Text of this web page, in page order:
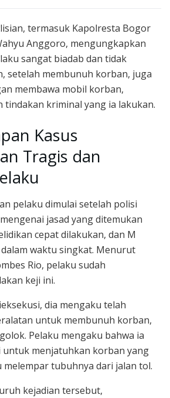
termasuk Kapolresta Bogor
Anggoro, mengungkapkan
sangat biadab dan tidak
setelah membunuh korban, juga
membawa mobil korban,
tindakan kriminal yang ia lakukan.
Kasus
Tragis dan
pelaku dimulai setelah polisi
jasad yang ditemukan
cepat dilakukan, dan M
waktu singkat. Menurut
Rio, pelaku sudah
keji ini.
dia mengaku telah
untuk membunuh korban,
Pelaku mengaku bahwa ia
untuk menjatuhkan korban yang
melempar tubuhnya dari jalan tol.
kejadian tersebut,